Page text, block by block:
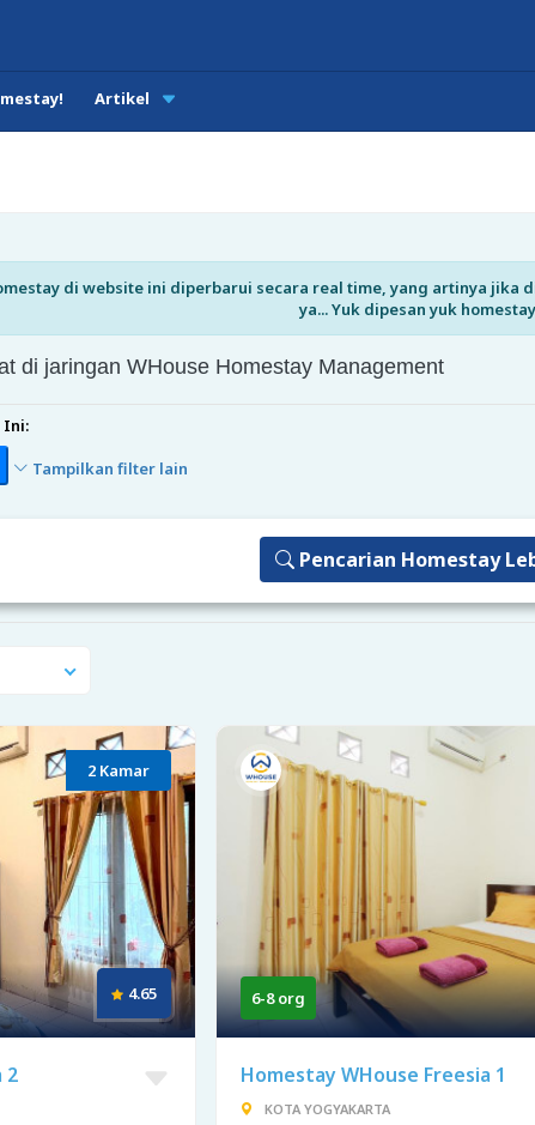
Artikel
di website ini diperbarui secara real time, yang artinya
ya... Yuk dipesan yuk
di jaringan WHouse Homestay Management
Ini:
Tampilkan filter lain
Pencarian Homestay
2 Kamar
4.65
2
6-8 org
Homestay WHouse Freesia 1
KOTA YOGYAKARTA